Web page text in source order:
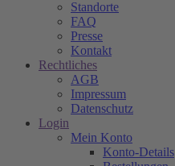
Standorte
FAQ
Presse
Kontakt
Rechtliches
AGB
Impressum
Datenschutz
Login
Mein Konto
Konto-Details